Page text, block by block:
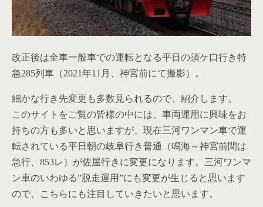
改正後は全車一般車での運転となる平日の須ケ口行き特
急285列車（2021年11月、神宮前にて撮影）。
細かな行き先変更も多数見られるので、紹介します。
このサイトをご覧の皆様の中には、車両運用に興味をお
持ちの方も多いと思いますが、現在三河ワンマン車で運
転されている平日朝の岐阜行き普通（鳴海～神宮前間は
急行、853レ）が佐屋行きに変更になります。三河ワンマ
ン車のいわゆる”脱走運用”にも変更が生じると思います
ので、こちらにも注目していきたいと思います。